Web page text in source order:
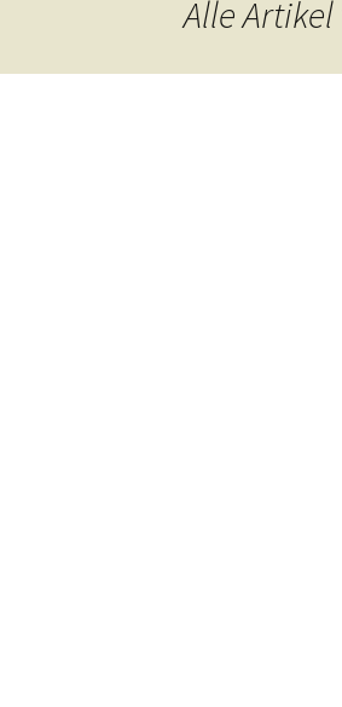
Alle Artikel